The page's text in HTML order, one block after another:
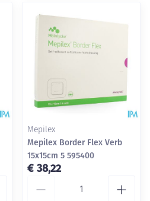
Mepilex
Mepilex Border Flex Verb
15x15cm 5 595400
€ 38,22